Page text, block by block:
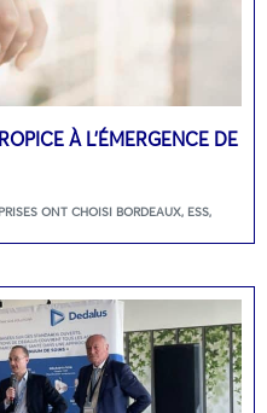
À L’ÉMERGENCE DE
ONT CHOISI BORDEAUX, ESS,